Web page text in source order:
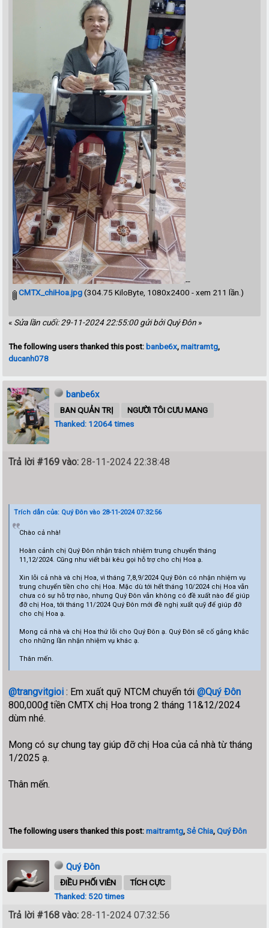
--
CMTX_chiHoa.jpg(304.75 KiloByte, 1080x2400 - xem 211 lần.)
« Sửa lần cuối: 29-11-2024 22:55:00 gửi bởi Quý Đôn »
The following users thanked this post: banbe6x,maitramtg,
ducanh078
banbe6x
BAN QUẢN TRỊ
NGƯỜI TÔI CƯU MANG
Thanked: 12064 times
Trả lời #169 vào: 28-11-2024 22:38:48
Trích dẫn của: Quý Đôn vào 28-11-2024 07:32:56
Chào cả nhà!
Hoàn cảnh chị Quý Đôn nhận trách nhiệm trung chuyển tháng
11,12/2024. Cũng như viết bài kêu gọi hỗ trợ cho chị Hoa ạ.
Xin lỗi cả nhà và chị Hoa, vì tháng 7,8,9/2024 Quý Đôn có nhận nhiệm vụ
trung chuyển tiền cho chị Hoa. Mặc dù tới hết tháng 10/2024 chị Hoa vẫn
chưa có sự hỗ trợ nào, nhưng Quý Đôn vẫn không có đề xuất nào để giúp
đỡ chị Hoa, tới tháng 11/2024 Quý Đôn mới đề nghị xuất quỹ để giúp đỡ
cho chị Hoa ạ.
Mong cả nhà và chị Hoa thứ lỗi cho Quý Đôn ạ. Quý Đôn sẽ cố gắng khắc
cho những lần nhận nhiệm vụ khác ạ.
Thân mến.
@trangvitgioi : Em xuất quỹ NTCM chuyển tới@Quý Đôn
800,000₫ tiền CMTX chị Hoa trong 2 tháng 11&12/2024
dùm nhé.
Mong có sự chung tay giúp đỡ chị Hoa của cả nhà từ tháng
1/2025 ạ.
Thân mến.
The following users thanked this post:maitramtg,Sẻ Chia,Quý Đôn
Quý Đôn
ĐIỀU PHỐI VIÊN
TÍCH CỰC
Thanked: 520 times
Trả lời #168 vào: 28-11-2024 07:32:56